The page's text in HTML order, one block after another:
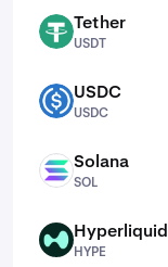
USDT Tether
USDT
USDC USDC
USDC
SOL Solana
SOL
HYPE Hyperliquid
HYPE